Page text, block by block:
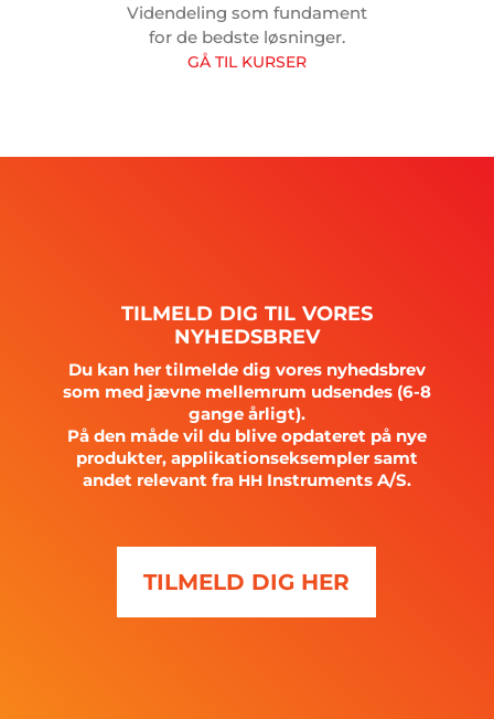
Videndeling som fundament
for de bedste løsninger.
GÅ TIL KURSER
TILMELD DIG TIL VORES
NYHEDSBREV
Du kan her tilmelde dig vores nyhedsbrev
som med jævne mellemrum udsendes (6-8
gange årligt).
På den måde vil du blive opdateret på nye
produkter, applikationseksempler samt
andet relevant fra HHInstruments A/S.
TILMELD DIG HER